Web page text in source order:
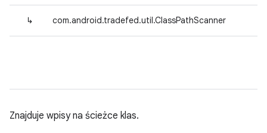
↳ com.android.tradefed.util.ClassPathScanner
Znajduje wpisy na ścieżce klas.